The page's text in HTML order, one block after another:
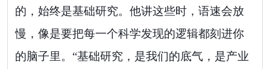
的，始终是基础研究。他讲这些时，语速会放
慢，像是要把每一个科学发现的逻辑都刻进你
的脑子里。“基础研究，是我们的底气，是产业